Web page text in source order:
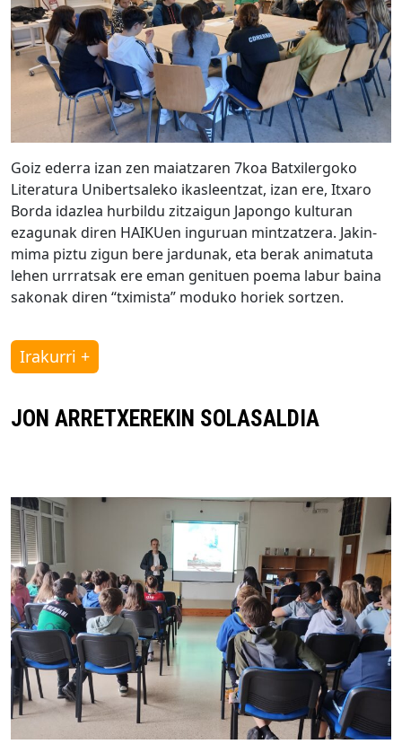
Goiz ederra izan zen maiatzaren 7koa Batxilergoko
Literatura Unibertsaleko ikasleentzat, izan ere, Itxaro
Borda idazlea hurbildu zitzaigun Japongo kulturan
ezagunak diren HAIKUen inguruan mintzatzera. Jakin-
mima piztu zigun bere jardunak, eta berak animatuta
lehen urrratsak ere eman genituen poema labur baina
sakonak diren “tximista” moduko horiek sortzen.
Irakurri +
JON ARRETXEREKIN SOLASALDIA